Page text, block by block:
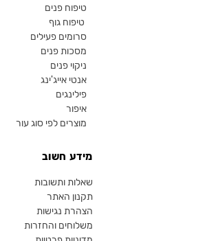
טיפוח פנים
טיפוח גוף
סרומים פעילים
מסכות פנים
ניקוי פנים
אנטי אייג'ינג
פילינגים
איפור
מוצרים לפי סוג עור
מידע חשוב
שאלות ותשובות
תקנון האתר
הצהרת נגישות
משלוחים והחזרות